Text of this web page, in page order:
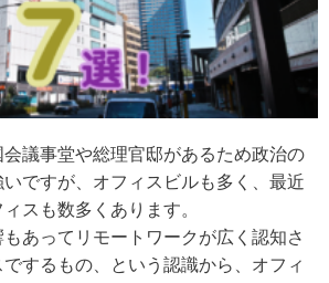
議事堂や総理官邸があるため政治の
ですが、オフィスビルも多く、最近
スも数多くあります。
あってリモートワークが広く認知さ
するもの、という認識から、オフィ